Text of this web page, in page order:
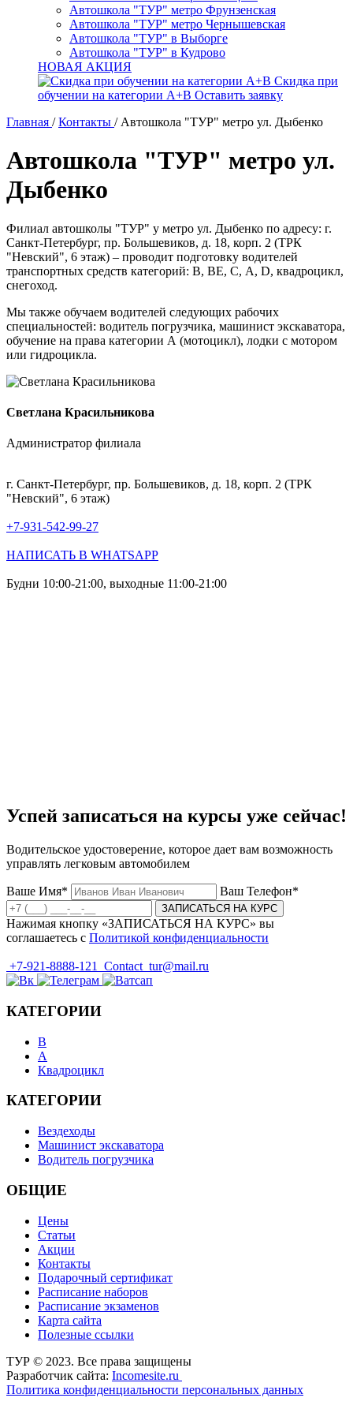
Автошкола "ТУР" метро Фрунзенская
Автошкола "ТУР" метро Чернышевская
Автошкола "ТУР" в Выборге
Автошкола "ТУР" в Кудрово
НОВАЯ АКЦИЯ
Скидка при
обучении на категории А+В Оставить заявку
Главная /Контакты / Автошкола "ТУР" метро ул. Дыбенко
Автошкола "ТУР" метро ул.
Дыбенко
Филиал автошколы "ТУР" у метро ул. Дыбенко по адресу: г.
Санкт-Петербург, пр. Большевиков, д. 18, корп. 2 (ТРК
"Невский", 6 этаж) – проводит подготовку водителей
транспортных средств категорий: В, ВЕ, С, A, D, квадроцикл,
снегоход.
Мы также обучаем водителей следующих рабочих
специальностей: водитель погрузчика, машинист экскаватора,
обучение на права категории А (мотоцикл), лодки с мотором
или гидроцикла.
Светлана Красильникова
Администратор филиала
г. Санкт-Петербург, пр. Большевиков, д. 18, корп. 2 (ТРК
"Невский", 6 этаж)
+7-931-542-99-27
НАПИСАТЬ В WHATSAPP
Будни 10:00-21:00, выходные 11:00-21:00
Успей записаться на курсы уже сейчас!
Водительское удостоверение, которое дает вам возможность
управлять легковым автомобилем
Ваше Имя* Ваш Телефон*
ЗАПИСАТЬСЯ НА КУРС
Нажимая кнопку «ЗАПИСАТЬСЯ НА КУРС» вы
соглашаетесь с Политикой конфиденциальности
+7-921-8888-121 Contact_tur@mail.ru
КАТЕГОРИИ
B
А
Квадроцикл
КАТЕГОРИИ
Вездеходы
Машинист экскаватора
Водитель погрузчика
ОБЩИЕ
Цены
Статьи
Акции
Контакты
Подарочный сертификат
Расписание наборов
Расписание экзаменов
Карта сайта
Полезные ссылки
ТУР © 2023. Все права защищены
Разработчик сайта: Incomesite.ru
Политика конфиденциальности персональных данных